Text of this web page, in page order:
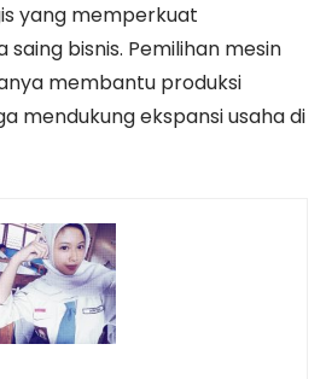
yang memperkuat
saing bisnis. Pemilihan mesin
membantu produksi
mendukung ekspansi usaha di